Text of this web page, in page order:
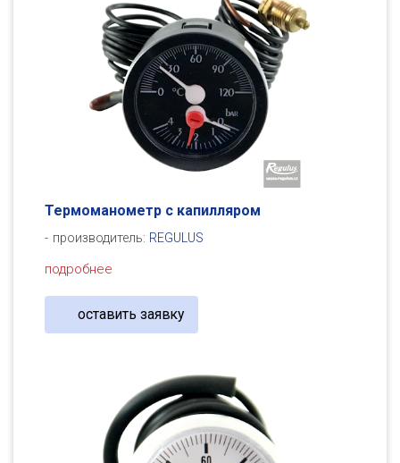
Термоманометр с капилляром
производитель: REGULUS
подробнее
оставить заявку